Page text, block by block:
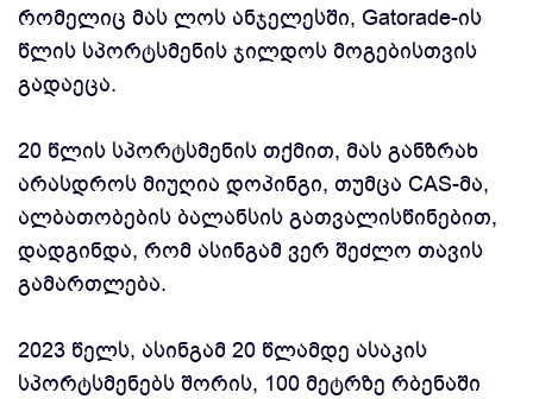
რომელიც მას ლოს ანჯელესში, Gatorade-ის
წლის სპორტსმენის ჯილდოს მოგებისთვის
გადაეცა.
20 წლის სპორტსმენის თქმით, მას განზრახ
არასდროს მიუღია დოპინგი, თუმცა CAS-მა,
ალბათობების ბალანსის გათვალისწინებით,
დადგინდა, რომ ასინგამ ვერ შეძლო თავის
გამართლება.
2023 წელს, ასინგამ 20 წლამდე ასაკის
სპორტსმენებს შორის, 100 მეტრზე რბენაში